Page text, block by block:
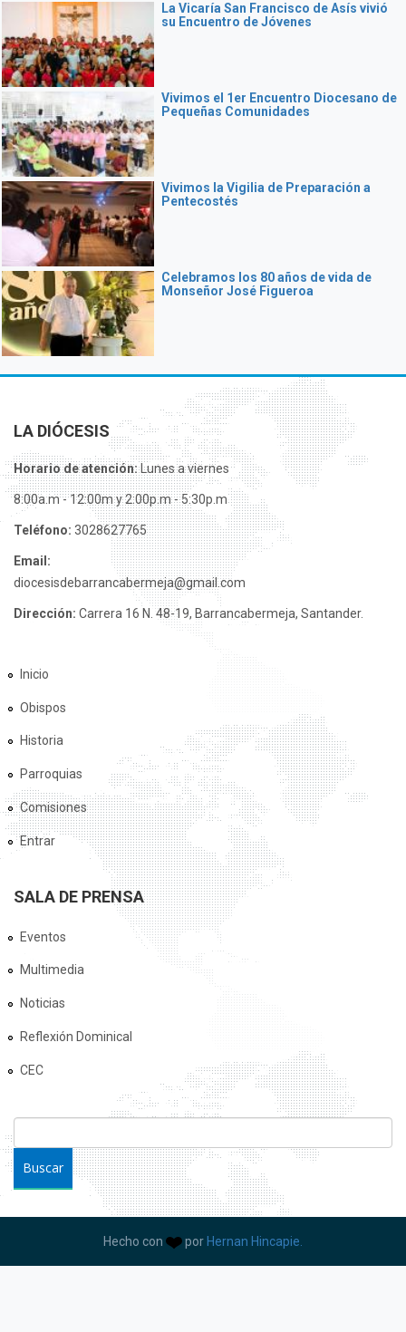
La Vicaría San Francisco de Asís vivió
su Encuentro de Jóvenes
Vivimos el 1er Encuentro Diocesano de
Pequeñas Comunidades
Vivimos la Vigilia de Preparación a
Pentecostés
Celebramos los 80 años de vida de
Monseñor José Figueroa
LA DIÓCESIS
Horario de atención:Lunes a viernes
8:00a.m - 12:00m y 2:00p.m - 5:30p.m
Teléfono: 3028627765
Email:
diocesisdebarrancabermeja@gmail.com
Dirección: Carrera 16 N. 48-19, Barrancabermeja, Santander.
Inicio
Obispos
Historia
Parroquias
Comisiones
Entrar
SALA DE PRENSA
Eventos
Multimedia
Noticias
Reflexión Dominical
CEC
FORMULARIO DE BÚSQUEDA
Hecho con por Hernan Hincapie.